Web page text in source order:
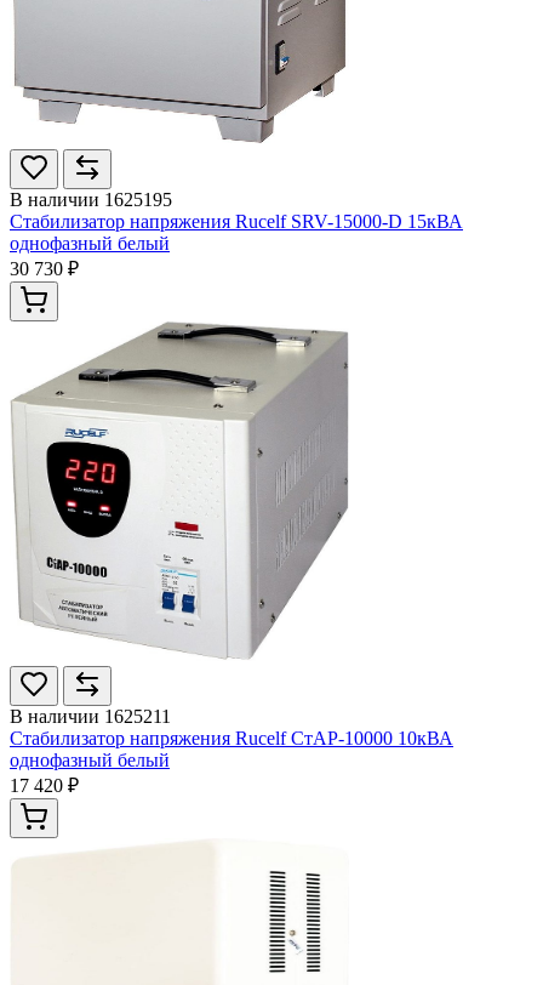
В наличии 1625195
Стабилизатор напряжения Rucelf SRV-15000-D 15кВА
однофазный белый
30 730 ₽
В наличии 1625211
Стабилизатор напряжения Rucelf СтАР-10000 10кВА
однофазный белый
17 420 ₽